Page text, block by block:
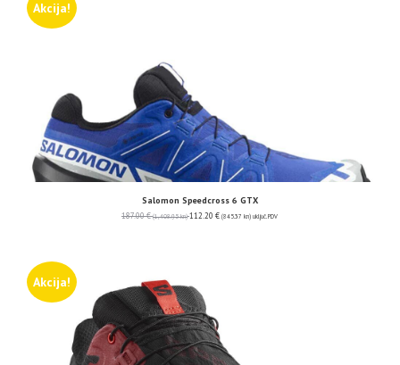
Akcija!
Salomon Speedcross 6 GTX
187.00€ (1,408.95 kn) 112.20 € (845.37 kn) uključ. PDV
Akcija!